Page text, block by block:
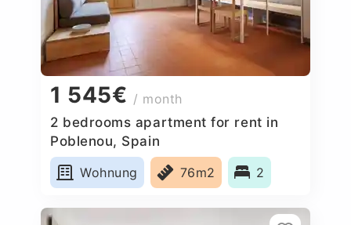
1 545€ / month
2 bedrooms apartment for rent in
Poblenou, Spain
Wohnung
76m2 2